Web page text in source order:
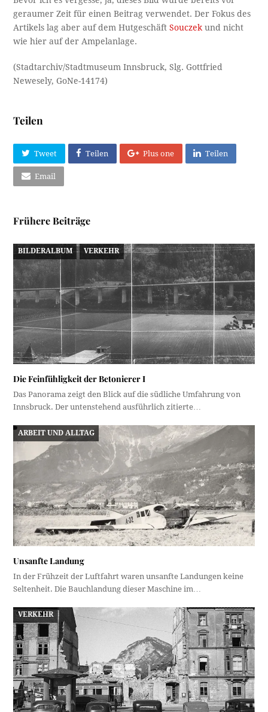
geraumer Zeit für einen Beitrag verwendet. Der Fokus des
Artikels lag aber auf dem HutgeschäftSouczek und nicht
wie hier auf der Ampelanlage.
(Stadtarchiv/Stadtmuseum Innsbruck, Slg. Gottfried
Newesely, GoNe-14174)
Teilen
Tweet Teilen Plus one Teilen
Email
Frühere Beiträge
BILDERALBUM VERKEHR
Die Feinfühligkeit der Betonierer I
Das Panorama zeigt den Blick auf die südliche Umfahrung von
Innsbruck. Der untenstehend ausführlich zitierte…
ARBEIT UND ALLTAG
Unsanfte Landung
In der Frühzeit der Luftfahrt waren unsanfte Landungen keine
Seltenheit. Die Bauchlandung dieser Maschine im…
VERKEHR